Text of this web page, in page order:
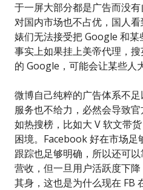
于一屏大部分都是广告而没
对国内市场也不占优，国人
婊们无法接受把 Google 和某
事实上如果挂上美帝代理，
的 Google，可能会让某些人
微博自己纯粹的广告体系不
服务也不给力，必然会导致
如热搜榜，比如大 V 软文带
困境。Facebook 好在市场
跟踪也足够明确，所以还可
营收，但一旦用户活跃度下
其身，这也是为什么现在 FB